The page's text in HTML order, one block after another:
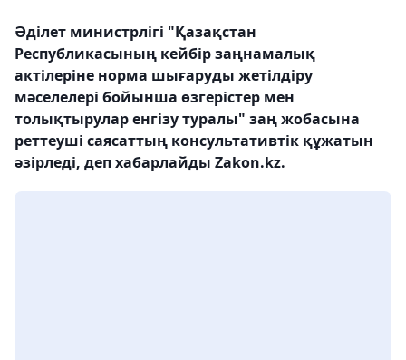
Әділет министрлігі "Қазақстан
Республикасының кейбір заңнамалық
актілеріне норма шығаруды жетілдіру
мәселелері бойынша өзгерістер мен
толықтырулар енгізу туралы" заң жобасына
реттеуші саясаттың консультативтік құжатын
әзірледі, деп хабарлайды Zakon.kz.